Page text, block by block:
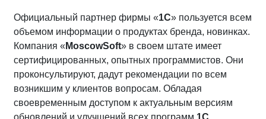
Официальный партнер фирмы «1С» пользуется всем
объемом информации о продуктах бренда, новинках.
Компания « MoscowSoft» в своем штате имеет
сертифицированных, опытных программистов. Они
проконсультируют, дадут рекомендации по всем
возникшим у клиентов вопросам. Обладая
своевременным доступом к актуальным версиям